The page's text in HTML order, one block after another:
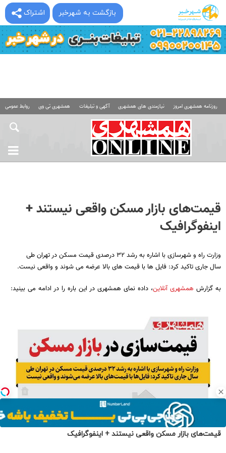
اشتراک بازگشت به شهرخبر
قیمت‌های بازار مسکن واقعی نیستند + اینفوگرافیک